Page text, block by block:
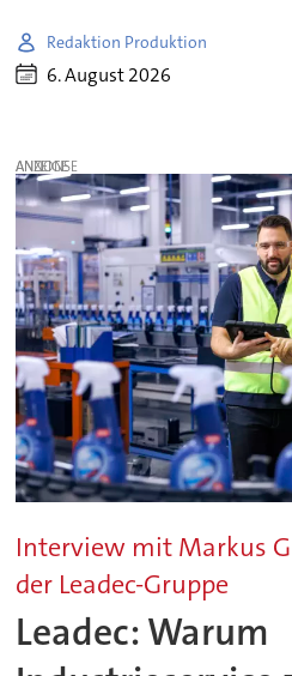
Redaktion Produktion
6. August 2026
ANZEIGE
Interview mit Markus
der Leadec-Gruppe
Leadec: Warum